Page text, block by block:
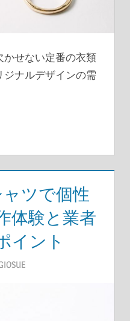
かせない定番の衣類
ジナルデザインの需
ツで個性
体験と業者
イント